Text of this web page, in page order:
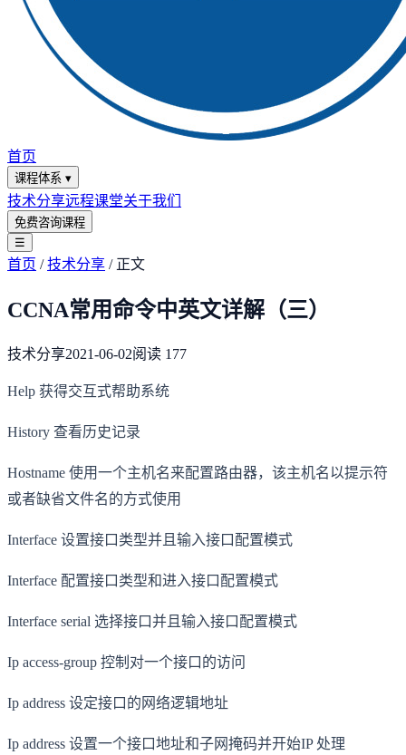
首页
课程体系 ▾
技术分享远程课堂关于我们
免费咨询课程
☰
首页 /技术分享 / 正文
CCNA常用命令中英文详解（三）
技术分享2021-06-02阅读 177
Help 获得交互式帮助系统
History 查看历史记录
Hostname 使用一个主机名来配置路由器，该主机名以提示符
或者缺省文件名的方式使用
Interface 设置接口类型并且输入接口配置模式
Interface 配置接口类型和进入接口配置模式
Interface serial 选择接口并且输入接口配置模式
Ip access-group 控制对一个接口的访问
Ip address 设定接口的网络逻辑地址
Ip address 设置一个接口地址和子网掩码并开始IP 处理